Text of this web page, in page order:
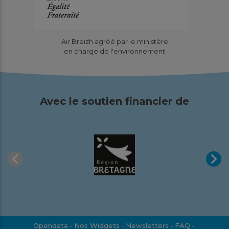
en 2022 ?
Quel bilan pour la qualité de l'air en Bretagne sur
disponible !...
Air Breizh agréé par le ministère
en charge de l'environnement
Avec le soutien financier de
Opendata Nos Widgets Newsletters FAQ